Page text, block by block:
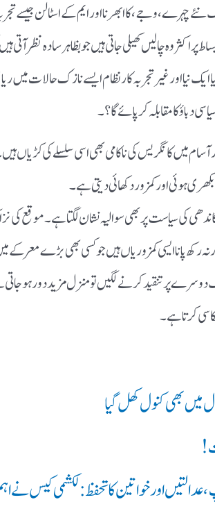
چہرے، وجے، کا ابھرنا اور ایم کے اسٹالن جیسے تجربہ
اکثر وہ چالیں کھیلی جاتی ہیں جو بظاہر سادہ نظر آتی
نیا اور غیر تجربہ کار نظام ایسے نازک حالات میں
آسام میں کانگریس کی ناکامی بھی اسی سلسلے کی کڑیاں
ہوئی اور کمزور دکھائی دیتی ہے۔
کی سیاست پر بھی سوالیہ نشان لگتا ہے۔ موقع کی
رکھ پانا ایسی کمزوریاں ہیں جو کسی بھی بڑے
پر تنقید کرنے لگیں تو منزل مزید دور ہو جاتی
کرتا ہے۔
میں بھی کنول کھل گیا
!
عدالتیں اور خواتین کا تحفظ: لکشمی کیس